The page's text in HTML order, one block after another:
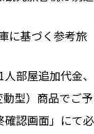
に基づく参考旅
部屋追加代金、
型）商品でご予
確認画面」にて必